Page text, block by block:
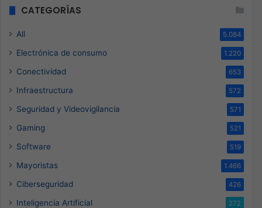
CATEGORÍAS
All 5.084
Electrónica de consumo 1.220
Conectividad 653
Infraestructura 572
Seguridad y Videovigilancia 571
Gaming 521
Software 519
Mayoristas 1.466
Ciberseguridad 426
Inteligencia Artificial 272